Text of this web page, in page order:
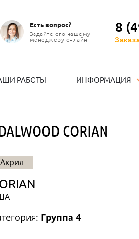
Есть вопрос?
Задайте его нашему
менеджеру онлайн
8
РАБОТЫ ИНФОРМАЦИЯ
CORIAN
Акрил
Группа 4